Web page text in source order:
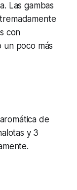
Las gambas
con
un poco más
de
y 3